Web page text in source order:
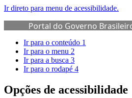
Ir direto para menu de acessibilidade.
Portal do Governo
Ir para o conteúdo 1
Ir para o menu 2
Ir para a busca 3
Ir para o rodapé 4
Opções de acessibilidade